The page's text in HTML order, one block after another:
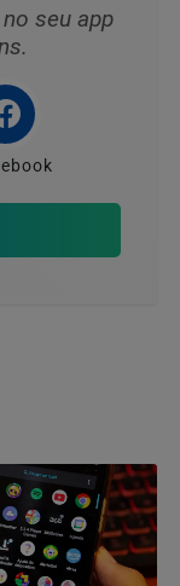
seu app